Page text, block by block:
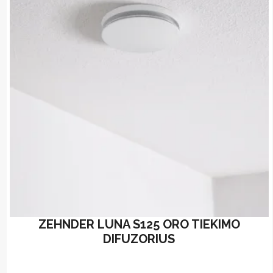
ZEHNDER LUNA S125 ORO TIEKIMO
DIFUZORIUS